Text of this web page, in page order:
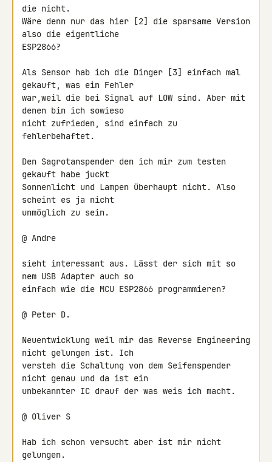
die nicht.
Wäre denn nur das hier [2] die sparsame Version
also die eigentliche
ESP2866?
Als Sensor hab ich die Dinger [3] einfach mal
gekauft, was ein Fehler
war,weil die bei Signal auf LOW sind. Aber mit
denen bin ich sowieso
nicht zufrieden, sind einfach zu
fehlerbehaftet.
Den Sagrotanspender den ich mir zum testen
gekauft habe juckt
Sonnenlicht und Lampen überhaupt nicht. Also
scheint es ja nicht
unmöglich zu sein.
@ Andre
sieht interessant aus. Lässt der sich mit so
nem USB Adapter auch so
einfach wie die MCU ESP2866 programmieren?
@ Peter D.
Neuentwicklung weil mir das Reverse Engineering
nicht gelungen ist. Ich
versteh die Schaltung von dem Seifenspender
nicht genau und da ist ein
unbekannter IC drauf der was weis ich macht.
@ Oliver S
Hab ich schon versucht aber ist mir nicht
gelungen.